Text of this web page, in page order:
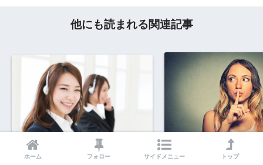
他にも読まれる関連記事
クレジットカード各社の問い合
わせ窓口一覧
学生は親バレせずにク
ホーム フォロー サイドメニュー トップ